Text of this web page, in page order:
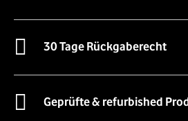
30 Tage Rückgaberecht
Geprüfte & refurbished